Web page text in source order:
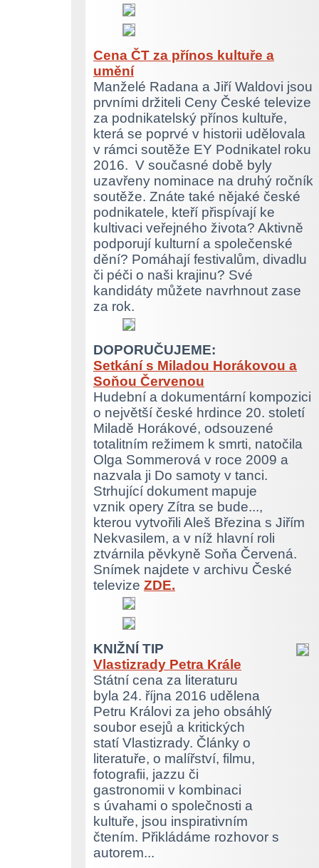
Cena ČT za přínos kultuře a
umění
Manželé Radana a Jiří Waldovi jsou
prvními držiteli Ceny České televize
za podnikatelský přínos kultuře,
která se poprvé v historii udělovala
v rámci soutěže EY Podnikatel roku
2016. V současné době byly
uzavřeny nominace na druhý ročník
soutěže. Znáte také nějaké české
podnikatele, kteří přispívají ke
kultivaci veřejného života? Aktivně
podporují kulturní a společenské
dění? Pomáhají festivalům, divadlu
či péči o naši krajinu? Své
kandidáty můžete navrhnout zase
za rok.
DOPORUČUJEME:
Setkání s Miladou Horákovou a
Soňou Červenou
Hudební a dokumentární kompozici
o největší české hrdince 20. století
Miladě Horákové, odsouzené
totalitním režimem k smrti, natočila
Olga Sommerová v roce 2009 a
nazvala ji Do samoty v tanci.
Strhující dokument mapuje
vznik opery Zítra se bude...,
kterou vytvořili Aleš Březina s Jiřím
Nekvasilem, a v níž hlavní roli
ztvárnila pěvkyně Soňa Červená.
Snímek najdete v archivu České
televize ZDE.
KNIŽNÍ TIP
Vlastizrady Petra Krále
Státní cena za literaturu
byla 24. října 2016 udělena
Petru Královi za jeho obsáhlý
soubor esejů a kritických
statí Vlastizrady. Články o
literatuře, o malířství, filmu,
fotografii, jazzu či
gastronomii v kombinaci
s úvahami o společnosti a
kultuře, jsou inspirativním
čtením. Přikládáme rozhovor s
autorem...